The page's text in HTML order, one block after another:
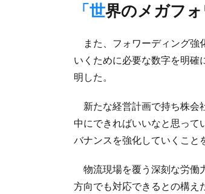
「世界のメガ
また、フォワーディング強
いくために必要な数字を明確
明した。
新たな経営計画で持ち株会
中にできればいいなと思って
バナンスを強化していくこと
物流現場を覆う深刻な労働
方向でも対応できるとの構え